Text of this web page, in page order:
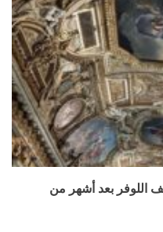
اللوفر بعد أشهر من